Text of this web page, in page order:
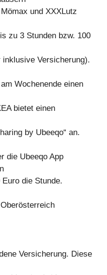
und XXXLutz
zu 3 Stunden bzw. 100
Versicherung).
Wochenende einen
bietet einen
by Ubeeqo“ an.
die Ubeeqo App
die Stunde.
Versicherung. Diese